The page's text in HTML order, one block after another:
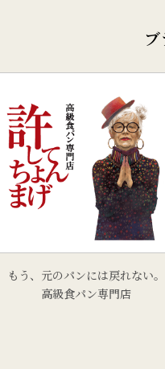
もう、元のパンには戻れない。
高級食パン専門店